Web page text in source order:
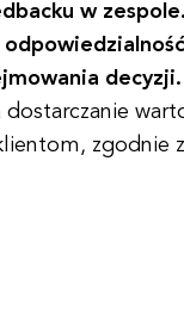
w zespole.
decyzji.
dostarczanie
zgodnie